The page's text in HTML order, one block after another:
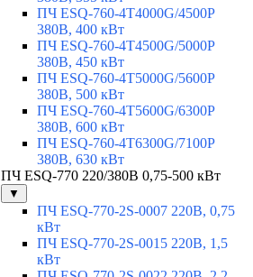
ПЧ ESQ-760-4T4000G/4500P
380В, 400 кВт
ПЧ ESQ-760-4T4500G/5000P
380В, 450 кВт
ПЧ ESQ-760-4T5000G/5600P
380В, 500 кВт
ПЧ ESQ-760-4T5600G/6300P
380В, 600 кВт
ПЧ ESQ-760-4T6300G/7100P
380В, 630 кВт
ПЧ ESQ-770 220/380В 0,75-500 кВт
▼
ПЧ ESQ-770-2S-0007 220В, 0,75
кВт
ПЧ ESQ-770-2S-0015 220В, 1,5
кВт